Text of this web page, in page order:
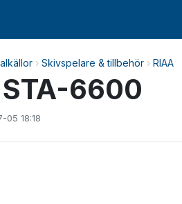
› Skivspelare & tillbehör › RIAA
6600
05 18:18